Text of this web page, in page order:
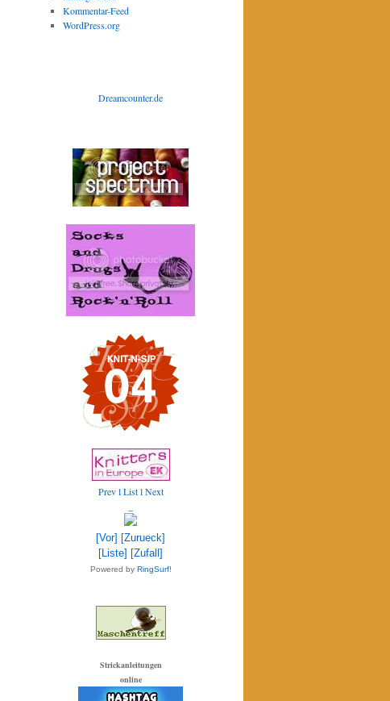
Kommentar-Feed
WordPress.org
Dreamcounter.de
Prev l List lNext
[Vor] [Zurueck]
[Liste] [Zufall]
Powered by RingSurf!
Strickanleitungen
online